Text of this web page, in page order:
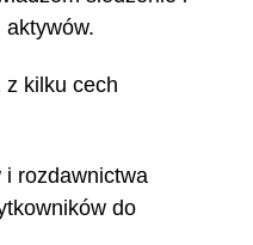
kilku cech
i rozdawnictwa
do